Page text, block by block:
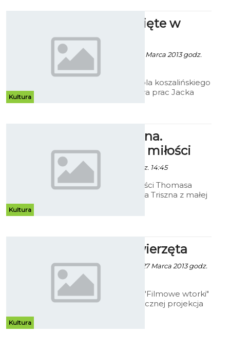
Kultura
Obrazy Święte w
Muzeum
Patrycja Koźlare - 21 Marca 2013 godz.
W Galerii Antresola koszalińskiego
muzeum wystawa prac Jacka
Kultura
DKF - Triszna.
Pragnienie miłości
- 20 Marca 2013 godz. 14:45
Adaptacja powieści Thomasa
Hardy'ego. Piękna Triszna z małej
Kultura
To tylko zwierzęta
Patrycja Kożlarek - 27 Marca 2013 godz.
9:17
W ramach cyklu "Filmowe wtorki"
w Centrali Artystycznej projekcja